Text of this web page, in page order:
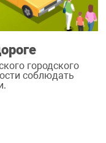
городского
соблюдать